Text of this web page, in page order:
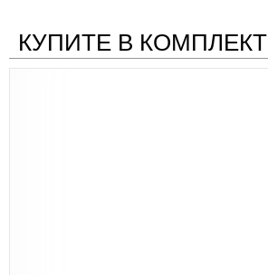
КУПИТЕ В